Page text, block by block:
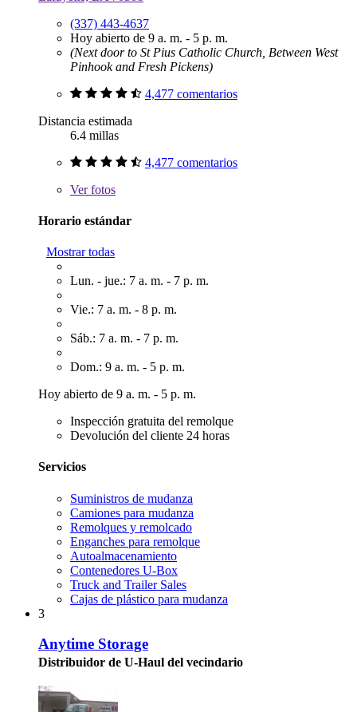
(337) 443-4637
Hoy abierto de 9 a. m. - 5 p. m.
(Next door to St Pius Catholic Church, Between West
Pinhook and Fresh Pickens)
4,477 comentarios
Distancia estimada
6.4 millas
4,477 comentarios
Verfotos
Horario estándar
Mostrar todas
Lun. - jue.: 7 a. m. - 7 p. m.
Vie.: 7 a. m. - 8 p. m.
Sáb.: 7 a. m. - 7 p. m.
Dom.: 9 a. m. - 5 p. m.
Hoy abierto de 9 a. m. - 5 p. m.
Inspección gratuita del remolque
Devolución del cliente 24 horas
Servicios
Suministros de mudanza
Camiones para mudanza
Remolques y remolcado
Enganches para remolque
Autoalmacenamiento
Contenedores U-Box
Truck and Trailer Sales
Cajas de plástico para mudanza
3
Anytime Storage
Distribuidor de U-Haul del vecindario